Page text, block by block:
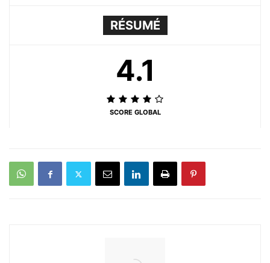
RÉSUMÉ
4.1
SCORE GLOBAL